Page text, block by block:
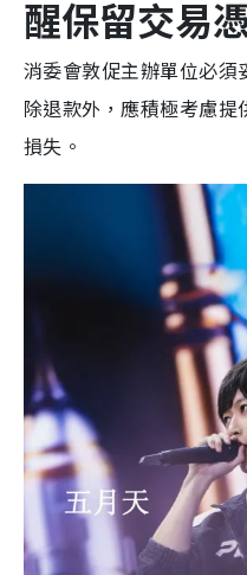
醒保留交易
消委會敦促主辦單位必
除退款外，應積極考慮
損失。